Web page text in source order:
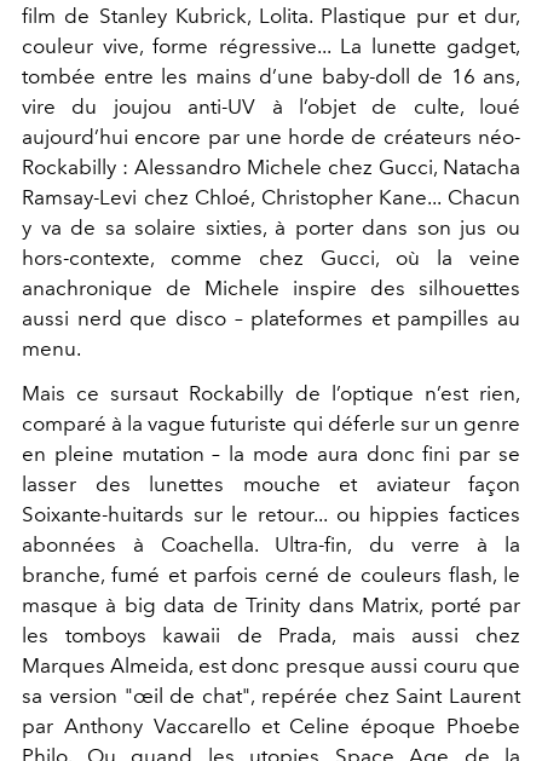
film de Stanley Kubrick, Lolita. Plastique pur et dur,
couleur vive, forme régressive... La lunette gadget,
tombée entre les mains d’une baby-doll de 16 ans,
vire du joujou anti-UV à l’objet de culte, loué
aujourd’hui encore par une horde de créateurs néo-
Rockabilly : Alessandro Michele chez Gucci, Natacha
Ramsay-Levi chez Chloé, Christopher Kane... Chacun
y va de sa solaire sixties, à porter dans son jus ou
hors-contexte, comme chez Gucci, où la veine
anachronique de Michele inspire des silhouettes
aussi nerd que disco – plateformes et pampilles au
menu.
Mais ce sursaut Rockabilly de l’optique n’est rien,
comparé à la vague futuriste qui déferle sur un genre
en pleine mutation – la mode aura donc fini par se
lasser des lunettes mouche et aviateur façon
Soixante-huitards sur le retour... ou hippies factices
abonnées à Coachella. Ultra-fin, du verre à la
branche, fumé et parfois cerné de couleurs flash, le
masque à big data de Trinity dans Matrix, porté par
les tomboys kawaii de Prada, mais aussi chez
Marques Almeida, est donc presque aussi couru que
sa version "œil de chat", repérée chez Saint Laurent
par Anthony Vaccarello et Celine époque Phoebe